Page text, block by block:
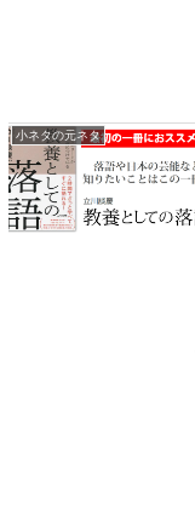
小ネタの元ネタ